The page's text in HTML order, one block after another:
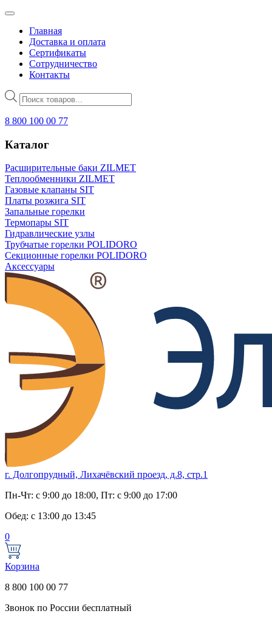
Главная
Доставка и оплата
Сертификаты
Сотрудничество
Контакты
Поиск
товаров
8 800 100 00 77
Каталог
Расширительные баки ZILMET
Теплообменники ZILMET
Газовые клапаны SIT
Платы розжига SIT
Запальные горелки
Термопары SIT
Гидравлические узлы
Трубчатые горелки POLIDORO
Секционные горелки POLIDORO
Аксессуары
г. Долгопрудный, Лихачёвский проезд, д.8, стр.1
Пн-Чт: с 9:00 до 18:00, Пт: с 9:00 до 17:00
Обед: с 13:00 до 13:45
0
Корзина
8 800 100 00 77
Звонок по России бесплатный